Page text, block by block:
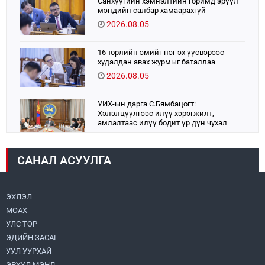
мэндийн салбар хамаарахгүй
2026.08.05
16 төрлийн эмийг нэг эх үүсвэрээс
худалдан авах журмыг баталлаа
2026.08.05
УИХ-ын дарга С.Бямбацогт:
Хэлэлцүүлгээс илүү хэрэгжилт,
амлалтаас илүү бодит үр дүн чухал
Монголбанк 7 дугаар сард 1,439.2 кг үнэт
САНАЛ АСУУЛГА
ЭХЛЭЛ
МОАХ
УЛС ТӨР
ЭДИЙН ЗАСАГ
УУЛ УУРХАЙ